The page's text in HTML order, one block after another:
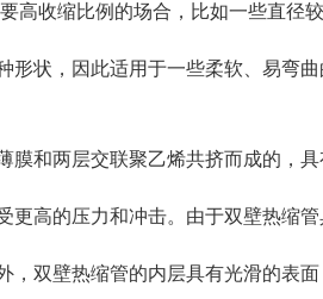
高收缩比例的场合，比如一些直
形状，因此适用于一些柔软、易弯曲
膜和两层交联聚乙烯共挤而成的，
更高的压力和冲击。由于双壁热缩
，双壁热缩管的内层具有光滑的表